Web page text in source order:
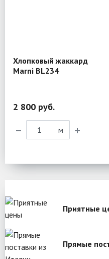
Хлопковый жаккард
Marni BL234
2 800 руб.
м
Приятные
Прямые